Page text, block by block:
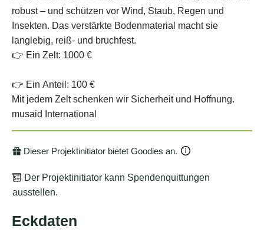
Dieser Projektinitiator bietet Goodies an.
Der Projektinitiator kann Spendenquittungen
ausstellen.
Eckdaten